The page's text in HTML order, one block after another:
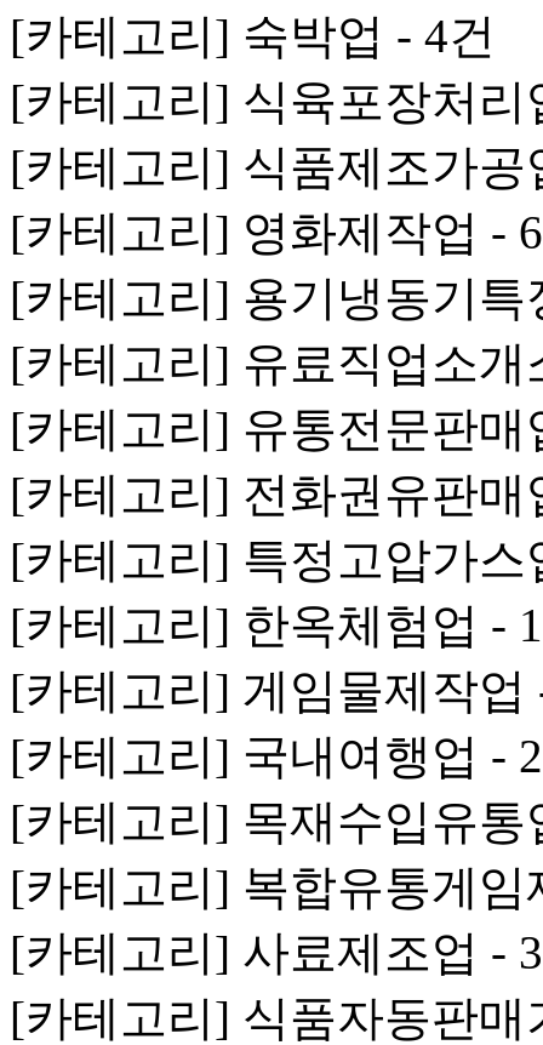
[카테고리] 숙박업 - 4건
[카테고리] 식육포장처리
[카테고리] 식품제조가공
[카테고리] 영화제작업 -
[카테고리] 용기냉동기특
[카테고리] 유료직업소개
[카테고리] 유통전문판매
[카테고리] 전화권유판매
[카테고리] 특정고압가스
[카테고리] 한옥체험업 -
[카테고리] 게임물제작업
[카테고리] 국내여행업 -
[카테고리] 목재수입유통
[카테고리] 복합유통게임
[카테고리] 사료제조업 -
[카테고리] 식품자동판매